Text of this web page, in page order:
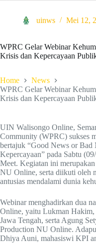
uinws Mei 12,
WPRC Gelar Webinar
Krisis dan Kepercayaan
Home
News
WPRC Gelar Webinar
Krisis dan Kepercayaan
UIN Walisongo Online,
Community (WPRC) sukses
bertajuk “Good News or Bad
Kepercayaan” pada Sabtu
Meet. Kegiatan ini
NU Online, serta diikuti oleh
antusias mendalami dunia
Webinar menghadirkan dua
Online, yaitu Lukman
Jawa Tengah, serta Agung
Production NU Online.
Dhiya Auni, mahasiswi KPI